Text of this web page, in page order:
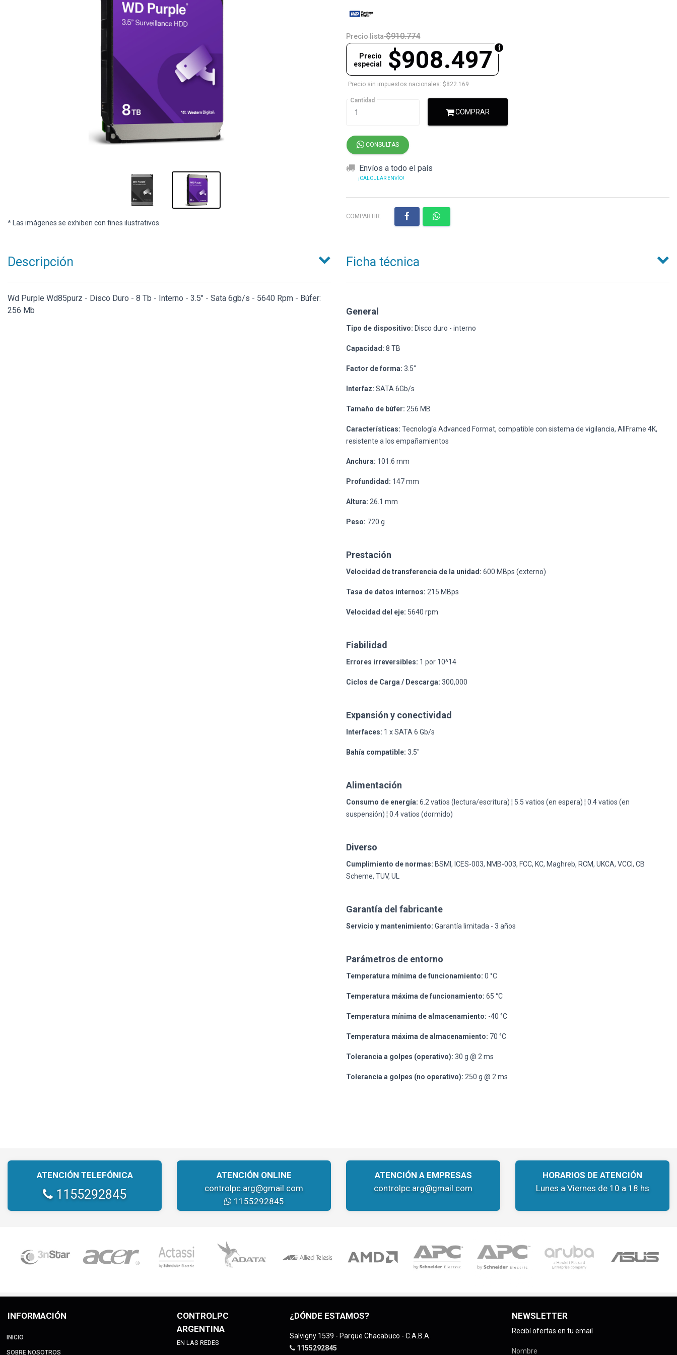
* Las imágenes se exhiben con fines ilustrativos.
Precio lista $910.774
$908.497
Precio
especial
Precio sin impuestos nacionales: $822.169
Cantidad
COMPRAR
CONSULTAS
Envíos a todo el país
¡CALCULAR ENVÍO!
COMPARTIR:
Descripción
Wd Purple Wd85purz - Disco Duro - 8 Tb - Interno - 3.5" - Sata 6gb/s - 5640 Rpm - Búfer:
256 Mb
Ficha técnica
General
Tipo de dispositivo: Disco duro - interno
Capacidad: 8 TB
Factor de forma: 3.5"
Interfaz: SATA 6Gb/s
Tamaño de búfer: 256 MB
Características: Tecnología Advanced Format, compatible con sistema de vigilancia, AllFrame 4K,
resistente a los empañamientos
Anchura: 101.6 mm
Profundidad: 147 mm
Altura: 26.1 mm
Peso: 720 g
Prestación
Velocidad de transferencia de la unidad: 600 MBps (externo)
Tasa de datos internos: 215 MBps
Velocidad del eje: 5640 rpm
Fiabilidad
Errores irreversibles: 1 por 10^14
Ciclos de Carga / Descarga: 300,000
Expansión y conectividad
Interfaces: 1 x SATA 6 Gb/s
Bahía compatible: 3.5"
Alimentación
Consumo de energía: 6.2 vatios (lectura/escritura) ¦ 5.5 vatios (en espera) ¦ 0.4 vatios (en
suspensión) ¦ 0.4 vatios (dormido)
Diverso
Cumplimiento de normas: BSMI, ICES-003, NMB-003, FCC, KC, Maghreb, RCM, UKCA, VCCI, CB
Scheme, TUV, UL
Garantía del fabricante
Servicio y mantenimiento: Garantía limitada - 3 años
Parámetros de entorno
Temperatura mínima de funcionamiento: 0 °C
Temperatura máxima de funcionamiento: 65 °C
Temperatura mínima de almacenamiento: -40 °C
Temperatura máxima de almacenamiento: 70 °C
Tolerancia a golpes (operativo): 30 g @ 2 ms
Tolerancia a golpes (no operativo): 250 g @ 2 ms
ATENCIÓN TELEFÓNICA
1155292845
ATENCIÓN ONLINE
controlpc.arg@gmail.com
1155292845
ATENCIÓN A EMPRESAS
controlpc.arg@gmail.com
HORARIOS DE ATENCIÓN
Lunes a Viernes de 10 a 18 hs
INFORMACIÓN
INICIO
SOBRE NOSOTROS
CONTROLPC
ARGENTINA
EN LAS REDES
¿DÓNDE ESTAMOS?
Salvigny 1539 - Parque Chacabuco - C.A.B.A.
1155292845
NEWSLETTER
Recibí ofertas en tu email